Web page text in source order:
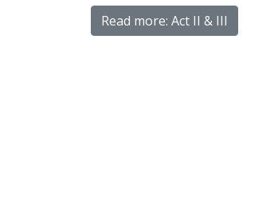
Read more: Act II & III